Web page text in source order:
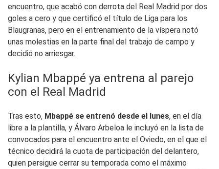
encuentro, que acabó con derrota del Real Madrid por dos
goles a cero y que certificó el título de Liga para los
Blaugranas, pero en el entrenamiento de la víspera notó
unas molestias en la parte final del trabajo de campo y
decidió no arriesgar.
Kylian Mbappé ya entrena al parejo
con el Real Madrid
Tras esto, Mbappé se entrenó desde el lunes, en el día
libre a la plantilla, y Álvaro Arbeloa le incluyó en la lista de
convocados para el encuentro ante el Oviedo, en el que el
técnico decidirá la cuota de participación del delantero,
quien persigue cerrar su temporada como el máximo